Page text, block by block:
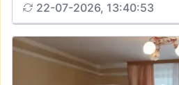
22-07-2026, 13:40:53